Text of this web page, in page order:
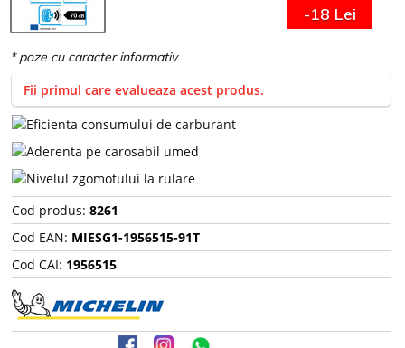
-18 Lei
Fii primul care evalueaza acest produs.
Cod produs: 8261
Cod EAN: MIESG1-1956515-91T
Cod CAI: 1956515